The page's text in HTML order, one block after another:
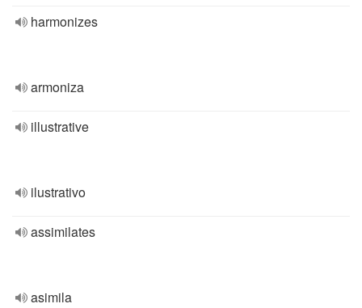
harmonizes
armoniza
illustrative
ilustrativo
assimilates
asimila